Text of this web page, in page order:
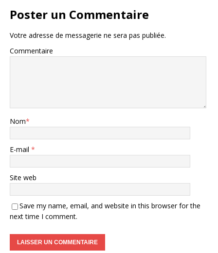
Poster un Commentaire
Votre adresse de messagerie ne sera pas publiée.
Commentaire
Nom*
E-mail *
Site web
Save my name, email, and website in this browser for the
next time I comment.